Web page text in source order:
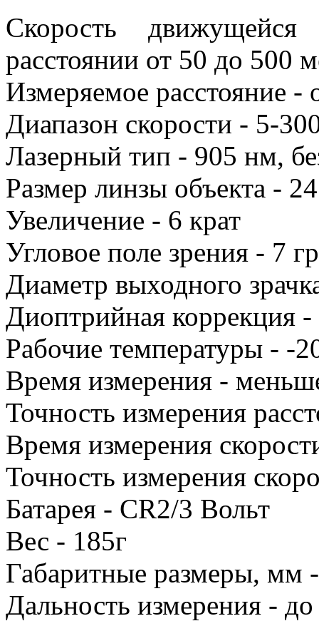
Скорость
расстоянии от 50 до 500
Измеряемое расстояние -
Диапазон скорости - 5-
Лазерный тип - 905 нм,
Размер линзы объекта -
Увеличение - 6 крат
Угловое поле зрения - 7
Диаметр выходного
Диоптрийная коррекция
Рабочие температуры - -
Время измерения -
Точность измерения
Время измерения
Точность измерения
Батарея - CR2/3 Вольт
Вес - 185г
Габаритные размеры,
Дальность измерения -